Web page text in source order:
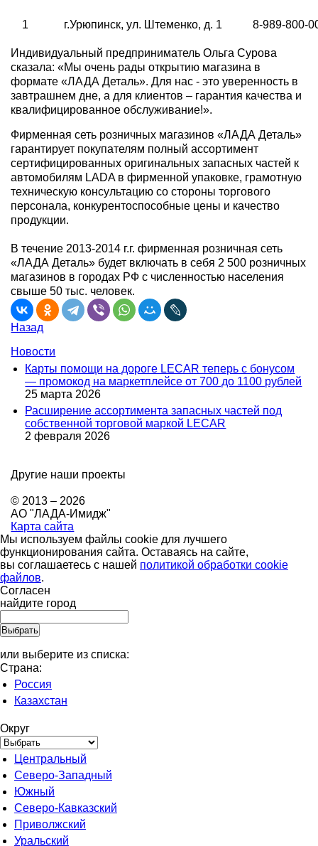
1 г.Урюпинск, ул. Штеменко, д. 1 8-989-800-
Индивидуальный предприниматель Ольга Сурова
сказала: «Мы очень рады открытию магазина в
формате «ЛАДА Деталь». Для нас - это уверенность в
завтрашнем дне, а для клиентов – гарантия качества и
квалифицированное обслуживание!».
Фирменная сеть розничных магазинов «ЛАДА Деталь»
гарантирует покупателям полный ассортимент
сертифицированных оригинальных запасных частей к
автомобилям LADA в фирменной упаковке, грамотную
техническую консультацию со стороны торгового
персонала, конкурентоспособные цены и качество
продукции.
В течение 2013-2014 г.г. фирменная розничная сеть
«ЛАДА Деталь» будет включать в себя 2 500 розничных
магазинов в городах РФ с численностью населения
свыше 50 тыс. человек.
Назад
Новости
Карты помощи на дороге LECAR теперь с бонусом
— промокод на маркетплейсе от 700 до 1100 рублей
25 марта 2026
Расширение ассортимента запасных частей под
собственной торговой маркой LECAR
2 февраля 2026
Другие наши проекты
© 2013 – 2026
АО "ЛАДА-Имидж"
Карта сайта
Мы используем файлы cookie для лучшего
функционирования сайта. Оставаясь на сайте,
вы соглашаетесь с нашей политикой обработки cookie
файлов.
Согласен
найдите город
или выберите из списка:
Страна:
Россия
Казахстан
Округ
Центральный
Северо-Западный
Южный
Северо-Кавказский
Приволжский
Уральский